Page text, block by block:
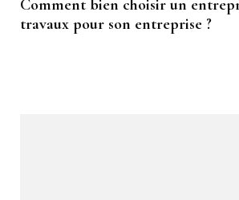
Comment bien choisir un
travaux pour son entreprise ?